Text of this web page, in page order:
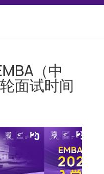
（中
面试时间